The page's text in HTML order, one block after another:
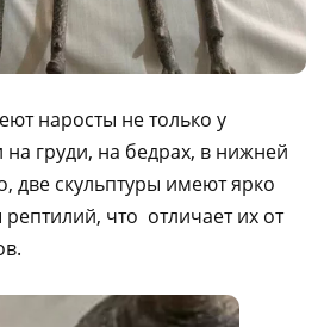
наросты не только у
груди, на бедрах, в нижней
две скульптуры имеют ярко
что отличает их от